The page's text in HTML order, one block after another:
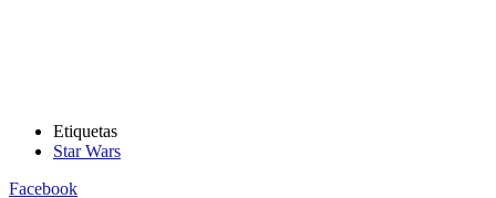
Etiquetas
Star Wars
Facebook